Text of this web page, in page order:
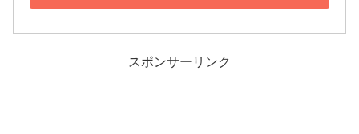
スポンサーリンク